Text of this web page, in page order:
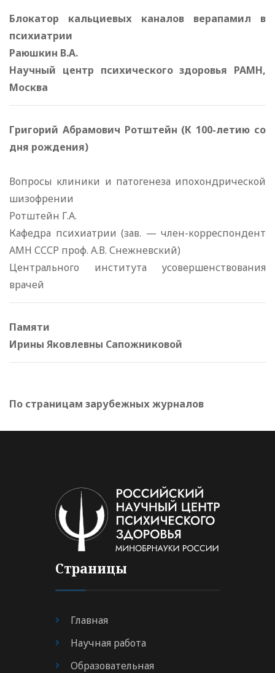
Блокатор кальциевых каналов верапамил в
психиатрии
Раюшкин В.А.
Научный центр психического здоровья РАМН,
Москва
Григорий Абрамович Ротштейн (К 100-летию со
дня рождения)
Вопросы клиники и патогенеза ипохондрической
шизофрении
Ротштейн Г.А.
Кафедра психиатрии (зав. — член-корреспондент
АМН СССР проф. А.В. Снежневский)
Центрального института усовершенствования
врачей
Памяти
Ирины Яковлевны Сапожниковой
По страницам зарубежных журналов
Страницы
Главная
Научная работа
Образовательная